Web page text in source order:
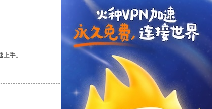
支持 [0] 反对 [0]
手。
支持